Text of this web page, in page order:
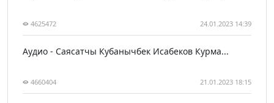
4625472 24.01.2023 14:39
Аудио - Саясатчы Кубанычбек Исабеков Курма...
4660404 21.01.2023 18:15